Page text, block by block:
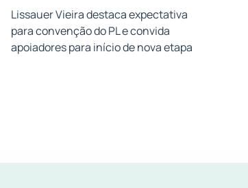
Lissauer Vieira destaca expectativa
para convenção do PL e convida
apoiadores para início de nova etapa